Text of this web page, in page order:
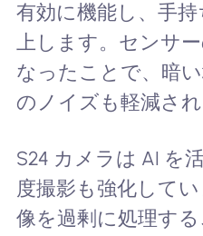
有効に機能し、手
上します。センサ
なったことで、暗
のノイズも軽減され
S24 カメラは AI を
度撮影も強化して
像を過剰に処理す